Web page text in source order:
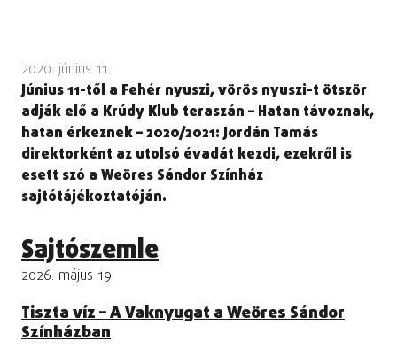
2020. június 11.
Június 11-től a Fehér nyuszi, vörös nyuszi-t ötször
adják elő a Krúdy Klub teraszán – Hatan távoznak,
hatan érkeznek – 2020/2021: Jordán Tamás
direktorként az utolsó évadát kezdi, ezekről is
esett szó a Weöres Sándor Színház
sajtótájékoztatóján.
Sajtószemle
2026. május 19.
Tiszta víz – A Vaknyugat a Weöres Sándor
Színházban